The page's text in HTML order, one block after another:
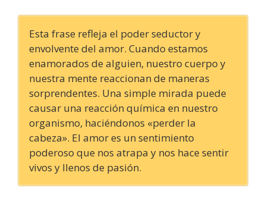
Esta frase refleja el poder seductor y
envolvente del amor. Cuando estamos
enamorados de alguien, nuestro cuerpo y
nuestra mente reaccionan de maneras
sorprendentes. Una simple mirada puede
causar una reacción química en nuestro
organismo, haciéndonos «perder la
cabeza». El amor es un sentimiento
poderoso que nos atrapa y nos hace sentir
vivos y llenos de pasión.